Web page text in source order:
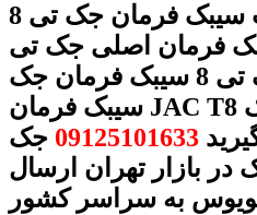
سیبک فرمان جک تی 8 قیمت سیبک فرمان جک تی 8
سیبک فرمان جک تی 8 سیبک فرمان اصلی جک تی
8 سیبک فرمان اورجینال جک تی 8 سیبک فرمان جک T8
سیبک فرمان JAC T8 سیبک فرمان جک KMC T8 با
09125101633 جک
در بازار تهران ارسال
به سراسر کشور